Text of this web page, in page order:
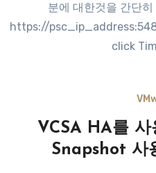
분에 대한것을 간단
https://
click
VCSA HA를 사
Snapshot 사